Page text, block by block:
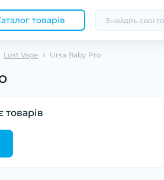
товарів
Lost Vape Ursa Baby Pro
товарів